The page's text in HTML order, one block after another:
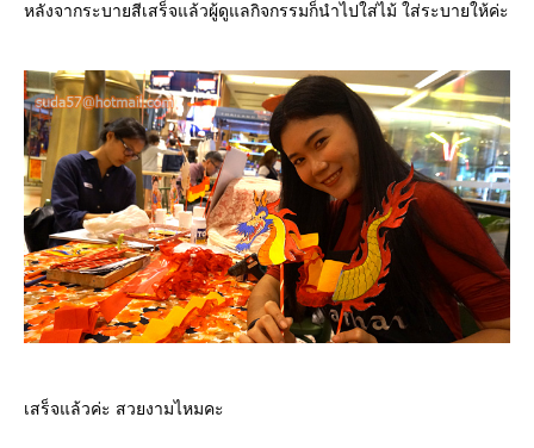
หลังจากระบายสีเสร็จแล้วผู้ดูแลกิจกรรมก็นำไปใส่ไม้ ใส่ระบายให้ค่ะ
เสร็จแล้วค่ะ สวยงามไหมคะ